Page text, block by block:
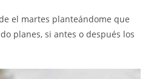
el martes planteándome que
planes, si antes o después los